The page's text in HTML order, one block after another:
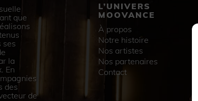
que
ses
la
En
des
de
L’UNIVERS
MOOVANCE
À propos
Notre histoire
Nos artistes
Nos partenaires
Contact